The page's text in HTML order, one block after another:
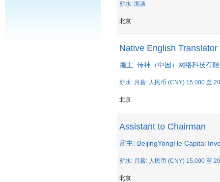
薪水: 面谈
北京
Native English Translator
雇主: 传神（中国）网络科技有
薪水: 月薪: 人民币 (CNY) 15,000 至
北京
Assistant to Chairman
雇主: BeijingYongHe Capital
薪水: 月薪: 人民币 (CNY) 15,000 至
北京